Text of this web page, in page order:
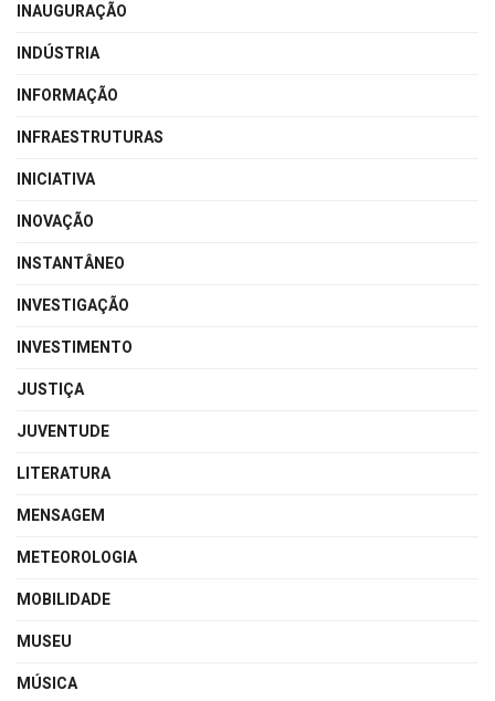
INAUGURAÇÃO
INDÚSTRIA
INFORMAÇÃO
INFRAESTRUTURAS
INICIATIVA
INOVAÇÃO
INSTANTÂNEO
INVESTIGAÇÃO
INVESTIMENTO
JUSTIÇA
JUVENTUDE
LITERATURA
MENSAGEM
METEOROLOGIA
MOBILIDADE
MUSEU
MÚSICA